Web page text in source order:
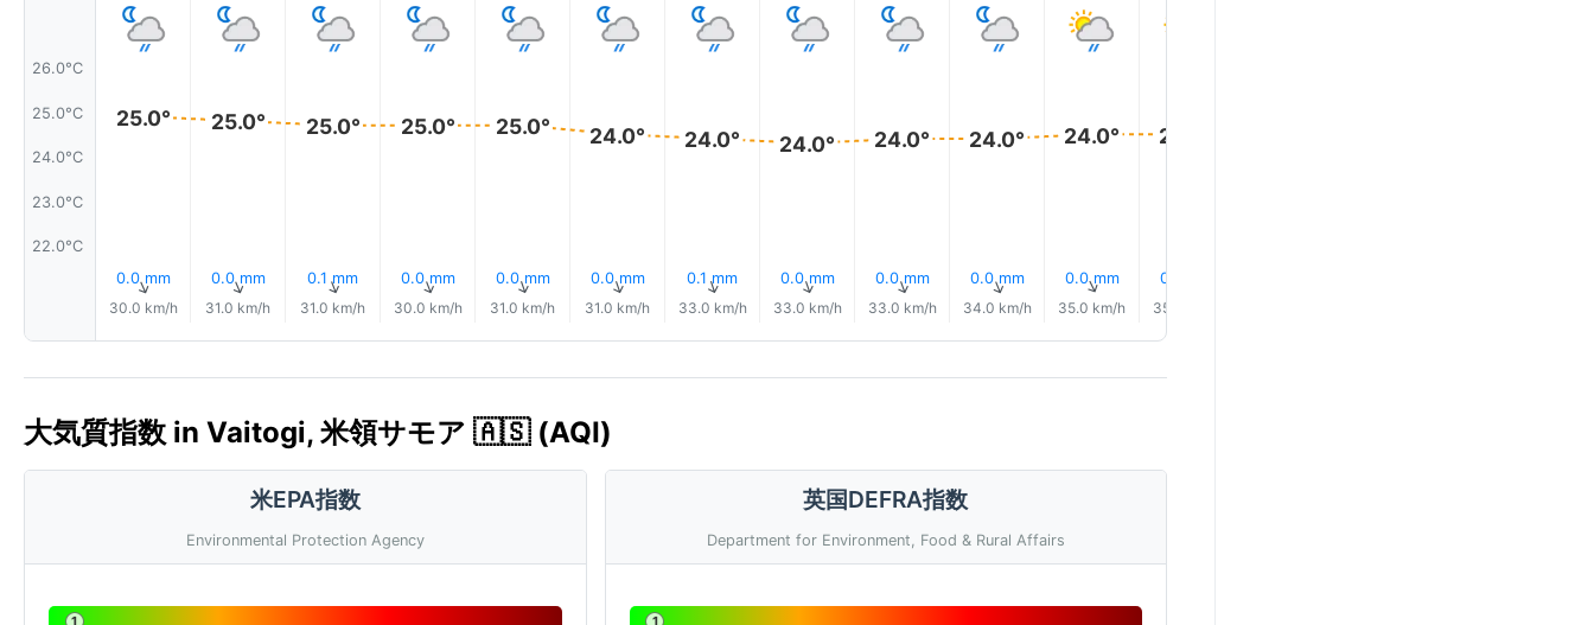
26.0°C
25.0°C
24.0°C
23.0°C
22.0°C
25.0°
0.0 mm
↑
30.0 km/h
25.0°
0.0 mm
↑
31.0 km/h
25.0°
0.1 mm
↑
31.0 km/h
25.0°
0.0 mm
↑
30.0 km/h
25.0°
0.0 mm
↑
31.0 km/h
24.0°
0.0 mm
↑
31.0 km/h
24.0°
0.1 mm
↑
33.0 km/h
24.0°
0.0 mm
↑
33.0 km/h
24.0°
0.0 mm
↑
33.0 km/h
24.0°
0.0 mm
↑
34.0 km/h
24.0°
0.0 mm
↑
35.0 km/h
24.0°
0.0 mm
35.0 km/h
大気質指数 in Vaitogi, 米領サモア 🇦🇸 (AQI)
米EPA指数
Environmental Protection Agency
1
英国DEFRA指数
Department for Environment, Food & Rural Affairs
1